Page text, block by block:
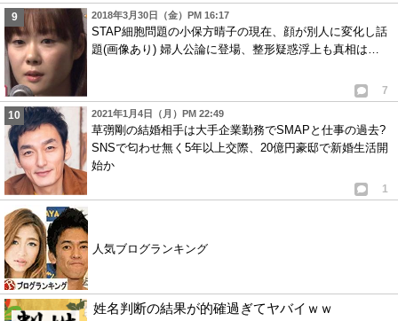
2018年3月30日（金）PM 16:17
STAP細胞問題の小保方晴子の現在、顔が別人に変化し話
題(画像あり) 婦人公論に登場、整形疑惑浮上も真相は…
7
2021年1月4日（月）PM 22:49
草彅剛の結婚相手は大手企業勤務でSMAPと仕事の過去?
SNSで匂わせ無く5年以上交際、20億円豪邸で新婚生活開
始か
1
人気ブログランキング
姓名判断の結果が的確過ぎてヤバイｗｗ